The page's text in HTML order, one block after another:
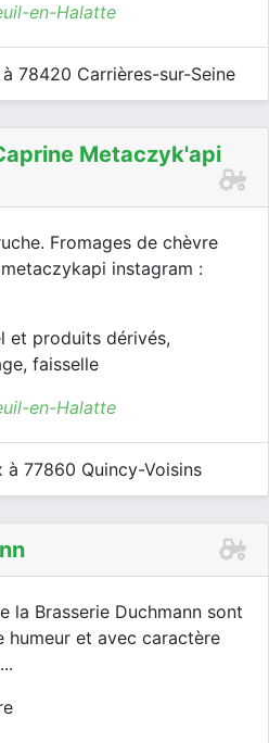
en-Halatte
78420 Carrières-sur-Seine
Metaczyk'api
Fromages de chèvre
instagram :
et produits dérivés,
faisselle
en-Halatte
77860 Quincy-Voisins
la Brasserie Duchmann sont
humeur et avec caractère